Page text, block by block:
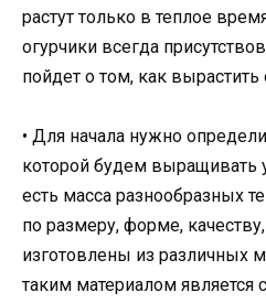
растут только в теплое
огурчики всегда
пойдет о том, как
• Для начала нужно
которой будем выращивать
есть масса разнообразных
по размеру, форме,
изготовлены из различных
таким материалом является